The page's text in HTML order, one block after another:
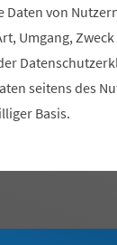
Daten von
Umgang,
seitens des
Basis.